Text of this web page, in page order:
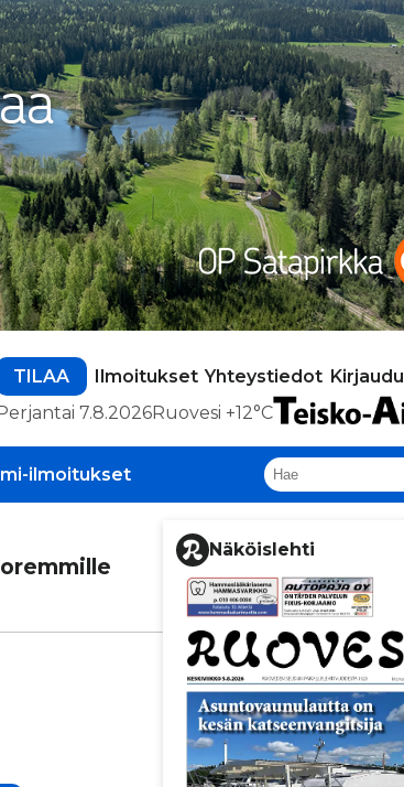
TILAA Ilmoitukset Yhteystiedot Kirjaudu
7.8.2026Ruovesi +12°C
ilmoitukset
Näköislehti